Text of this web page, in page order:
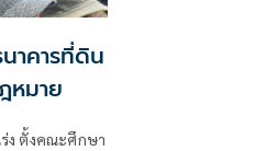
าคารที่ดิน
หมาย
ง ตั้งคณะศึกษา